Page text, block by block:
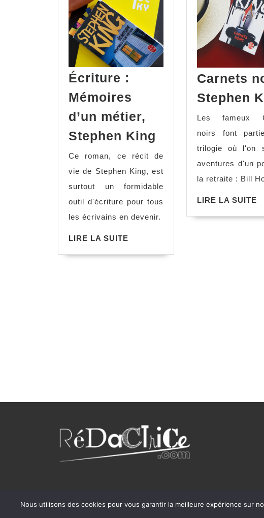
Écriture :
Mémoires
d’un métier,
Stephen King
Ce roman, ce récit de
vie de Stephen King, est
surtout un formidable
outil d'écriture pour tous
les écrivains en devenir.
LIRE LA SUITE
Carnets
Stephen
Les fameux
noirs font
trilogie où l'on
aventures d'un
la retraite : Bill
LIRE LA SUITE
Writer
Nous utilisons des cookies pour vous garantir la meilleure expérience sur